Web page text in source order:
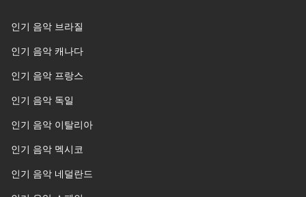
인기 음악 브라질
인기 음악 캐나다
인기 음악 프랑스
인기 음악 독일
인기 음악 이탈리아
인기 음악 멕시코
인기 음악 네덜란드